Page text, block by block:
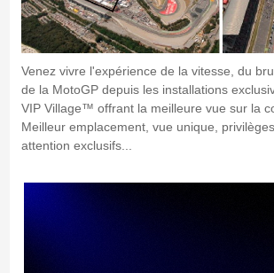
Venez vivre l'expérience de la vitesse, du
de la MotoGP depuis les installations
VIP Village™ offrant la meilleure vue sur la
Meilleur emplacement, vue unique,
attention exclusifs...